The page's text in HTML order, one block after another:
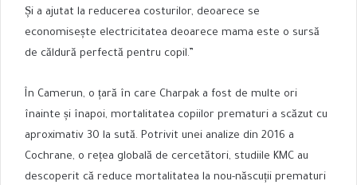
Și a ajutat la reducerea costurilor, deoarece se
economisește electricitatea deoarece mama este o sursă
de căldură perfectă pentru copil.”
În Camerun, o țară în care Charpak a fost de multe ori
înainte și înapoi, mortalitatea copiilor prematuri a scăzut cu
aproximativ 30 la sută. Potrivit unei analize din 2016 a
Cochrane, o rețea globală de cercetători, studiile KMC au
descoperit că reduce mortalitatea la nou-născuții prematuri